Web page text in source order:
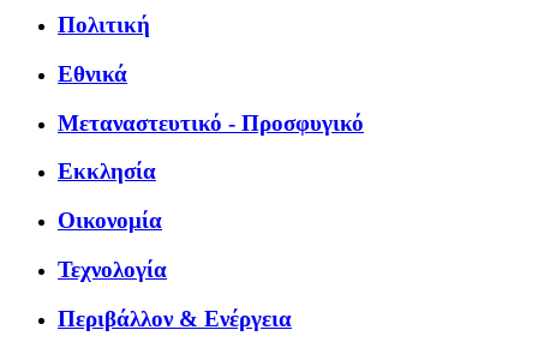
Πολιτική
Εθνικά
Μεταναστευτικό - Προσφυγικό
Εκκλησία
Οικονομία
Τεχνολογία
Περιβάλλον & Ενέργεια